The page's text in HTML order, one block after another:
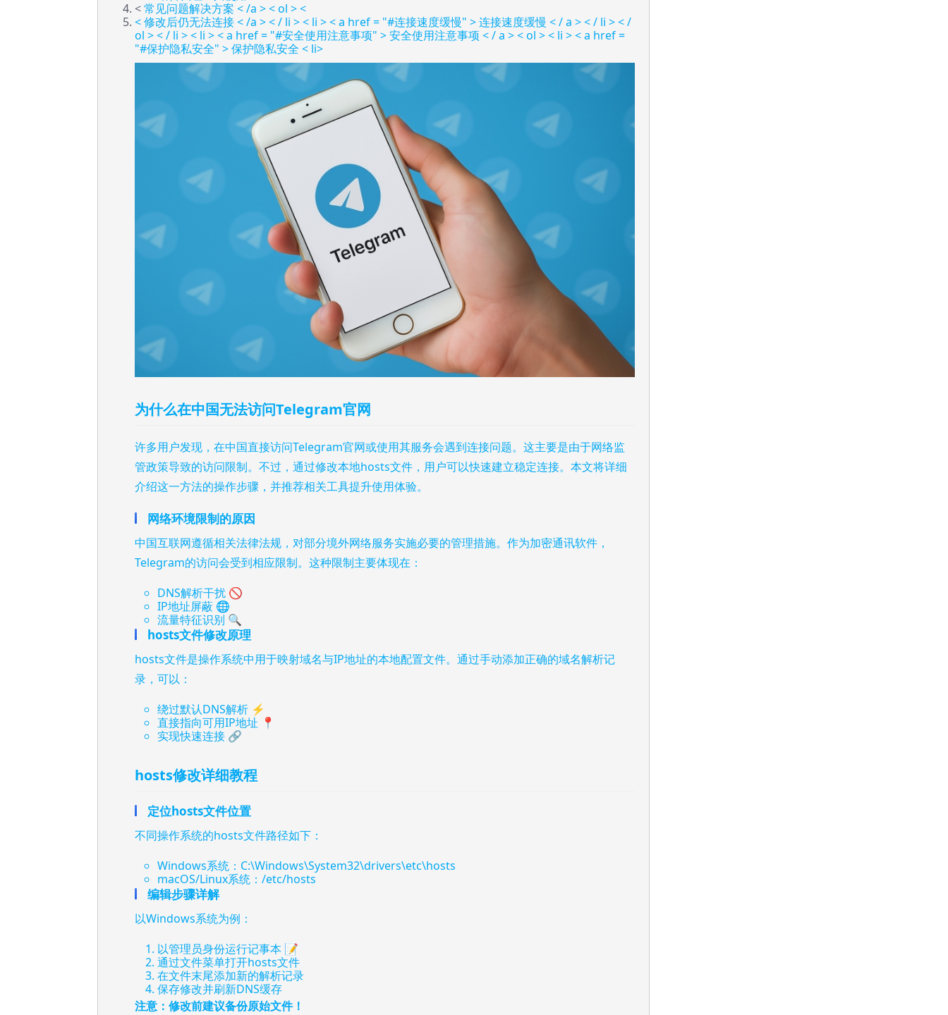
<常见问题解决方案 < /a > < ol > <
<修改后仍无法连接 < /a > < / li > < li > < a href = "#连接速度缓慢" > 连接速度缓慢 < / a > < / li > < /
ol > < / li > < li > < a href = "#安全使用注意事项" > 安全使用注意事项 < / a > < ol > < li > < a href =
"#保护隐私安全" > 保护隐私安全 < li>
为什么在中国无法访问Telegram官网
许多用户发现，在中国直接访问Telegram官网或使用其服务会遇到连接问题。这主要是由于网络监
管政策导致的访问限制。不过，通过修改本地hosts文件，用户可以快速建立稳定连接。本文将详细
介绍这一方法的操作步骤，并推荐相关工具提升使用体验。
网络环境限制的原因
中国互联网遵循相关法律法规，对部分境外网络服务实施必要的管理措施。作为加密通讯软件，
Telegram的访问会受到相应限制。这种限制主要体现在：
DNS解析干扰 🚫
IP地址屏蔽 🌐
流量特征识别 🔍
hosts文件修改原理
hosts文件是操作系统中用于映射域名与IP地址的本地配置文件。通过手动添加正确的域名解析记
录，可以：
绕过默认DNS解析 ⚡
直接指向可用IP地址 📍
实现快速连接 🔗
hosts修改详细教程
定位hosts文件位置
不同操作系统的hosts文件路径如下：
Windows系统：C:\Windows\System32\drivers\etc\hosts
macOS/Linux系统：/etc/hosts
编辑步骤详解
以Windows系统为例：
以管理员身份运行记事本 📝
通过文件菜单打开hosts文件
在文件末尾添加新的解析记录
保存修改并刷新DNS缓存
注意：修改前建议备份原始文件！